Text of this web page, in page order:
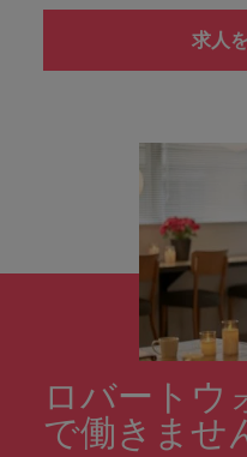
求人
ロバートウ
で働きませ